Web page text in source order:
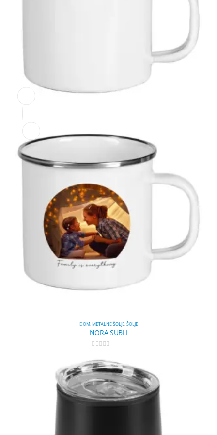
DOM,METALNE ŠOLJE,ŠOLJE
NORA SUBLI